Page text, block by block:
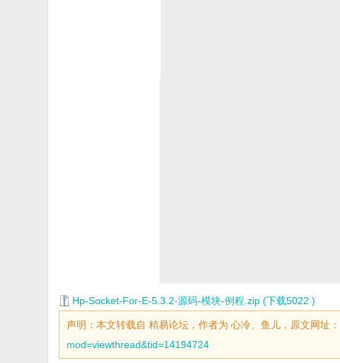
Hp-Socket-For-E-5.3.2-源码-模块-例程.zip (下载5022 )
声明：本文转载自 精易论坛，作者为 心冷、鱼儿，原文网址：
mod=viewthread&tid=14194724